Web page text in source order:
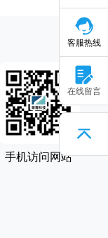
手机访问网站
客服热线
在线留言